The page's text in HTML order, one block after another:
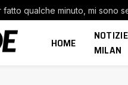
HOME
NOTIZIE
MILAN